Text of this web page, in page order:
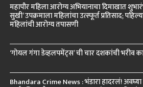
महापौर महिला आरोग्य अभियानाचा दिमाखात
सुखी’ उपक्रमाला महिलांचा उत्स्फूर्त प्रतिसाद;
महिलांची आरोग्य तपासणी
‘गोयल गंगा डेव्हलपमेंट्स’ ची चार दशकांची भरीव
Bhandara Crime News : भंडारा हादरलं! अवघ्या